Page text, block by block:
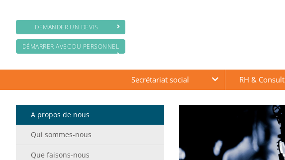
DEMANDER UN DEVIS
DÉMARRER AVEC DU PERSONNEL
Secrétariat social RH &
A propos de nous
Qui sommes-nous
Que faisons-nous